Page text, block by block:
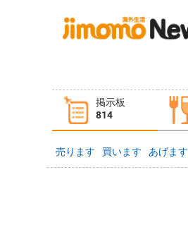
掲示板
814
タウン情報 教えて！
売ります 買います あげます